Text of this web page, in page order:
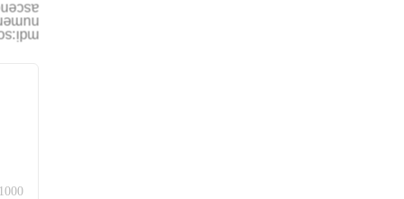
价区
配本
技术
周报